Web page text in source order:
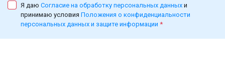
Я даю Согласие на обработку персональных данных и
принимаю условия Положения о конфиденциальности
персональных данных и защите информации *